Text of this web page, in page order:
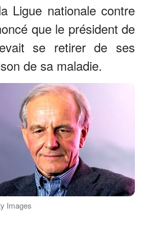
Ligue nationale contre
que le président de
se retirer de ses
de sa maladie.
Images